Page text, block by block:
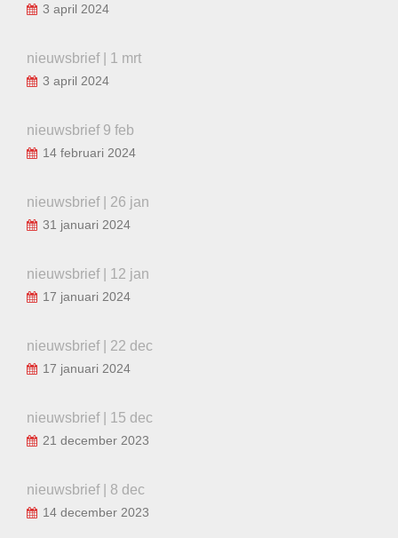
3 april 2024
nieuwsbrief | 1 mrt
3 april 2024
nieuwsbrief 9 feb
14 februari 2024
nieuwsbrief | 26 jan
31 januari 2024
nieuwsbrief | 12 jan
17 januari 2024
nieuwsbrief | 22 dec
17 januari 2024
nieuwsbrief | 15 dec
21 december 2023
nieuwsbrief | 8 dec
14 december 2023